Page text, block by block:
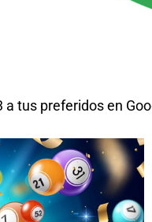
a tus preferidos en